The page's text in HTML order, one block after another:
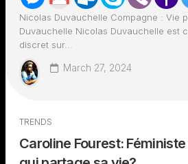
Nicolas Duvauchelle Compagne : Vie
Duvauchelle Nicolas Duvauchelle est
discret sur...
March 27, 2024
TRENDS
Caroline Fourest: